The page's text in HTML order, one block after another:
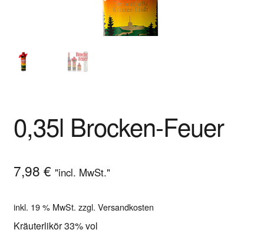
Warenkorb
Zahlungsarten
0,35l Brocken-Feuer
7,98 € "incl. MwSt."
inkl. 19 % MwSt. zzgl. Versandkosten
Kräuterlikör 33% vol